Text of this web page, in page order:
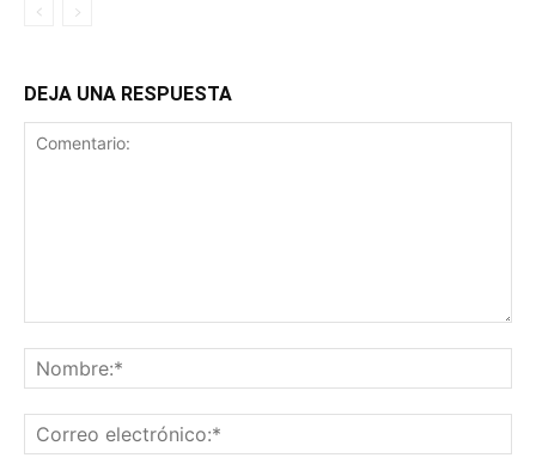
DEJA UNA RESPUESTA